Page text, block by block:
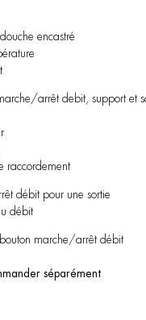
encastré
arrêt debit, support et
raccordement
débit pour une sortie
débit
marche/arrêt débit
séparément